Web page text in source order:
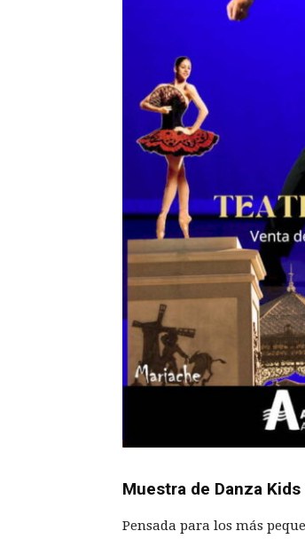
Muestra de Danza
Pensada para los más